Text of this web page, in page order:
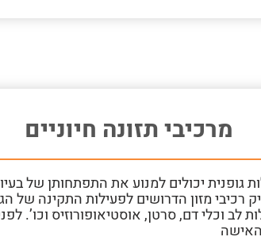
מרכיבי תזונה חיוניים
גופנית יכולים למנוע את התפתחותן של
רכיבי מזון הדרושים לפעילות התקינה של
לב וכלי דם, סרטן, אוסטיאופורוזיס וכו’.
האישה